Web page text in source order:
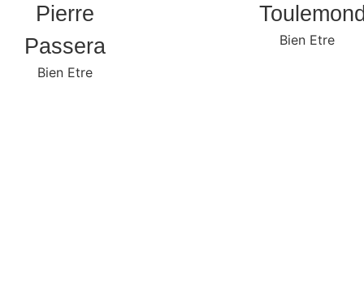
Pierre
Passera
Bien Etre
Bien Etre